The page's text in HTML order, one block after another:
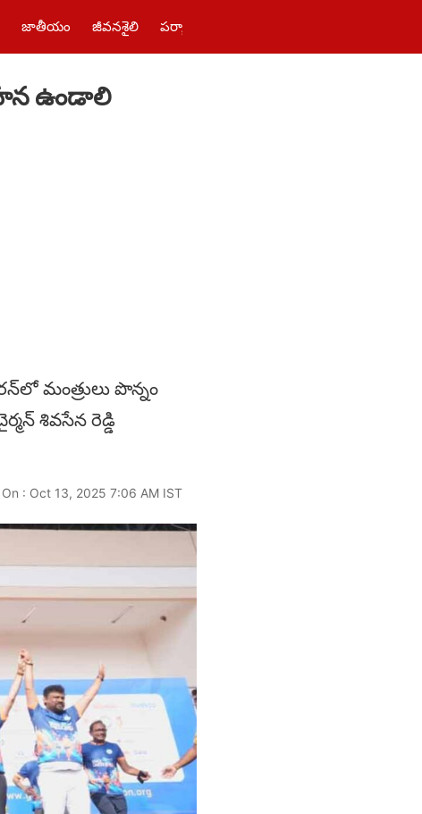
జాతీయం జీవనశైలి పర్యాటకం
ఉండాలి
మంత్రులు పొన్నం
శివసేన రెడ్డి
: Oct 13, 2025 7:06 AM IST